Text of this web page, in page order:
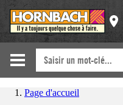
Page d'accueil